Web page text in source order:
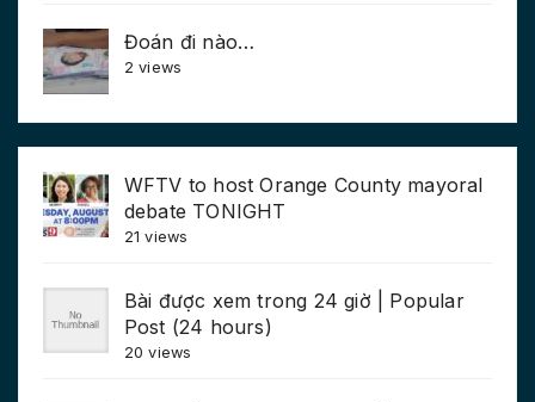
Đoán đi nào…
2 views
WFTV to host Orange County mayoral
debate TONIGHT
21 views
Bài được xem trong 24 giờ | Popular
Post (24 hours)
20 views